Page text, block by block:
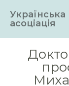
Українська
асоціація